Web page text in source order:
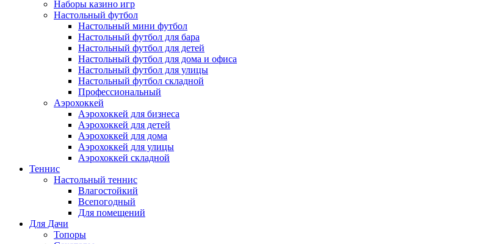
Наборы казино игр
Настольный футбол
Настольный мини футбол
Настольный футбол для бара
Настольный футбол для детей
Настольный футбол для дома и офиса
Настольный футбол для улицы
Настольный футбол складной
Профессиональный
Аэрохоккей
Аэрохоккей для бизнеса
Аэрохоккей для детей
Аэрохоккей для дома
Аэрохоккей для улицы
Аэрохоккей складной
Теннис
Настольный теннис
Влагостойкий
Всепогодный
Для помещений
Для Дачи
Топоры